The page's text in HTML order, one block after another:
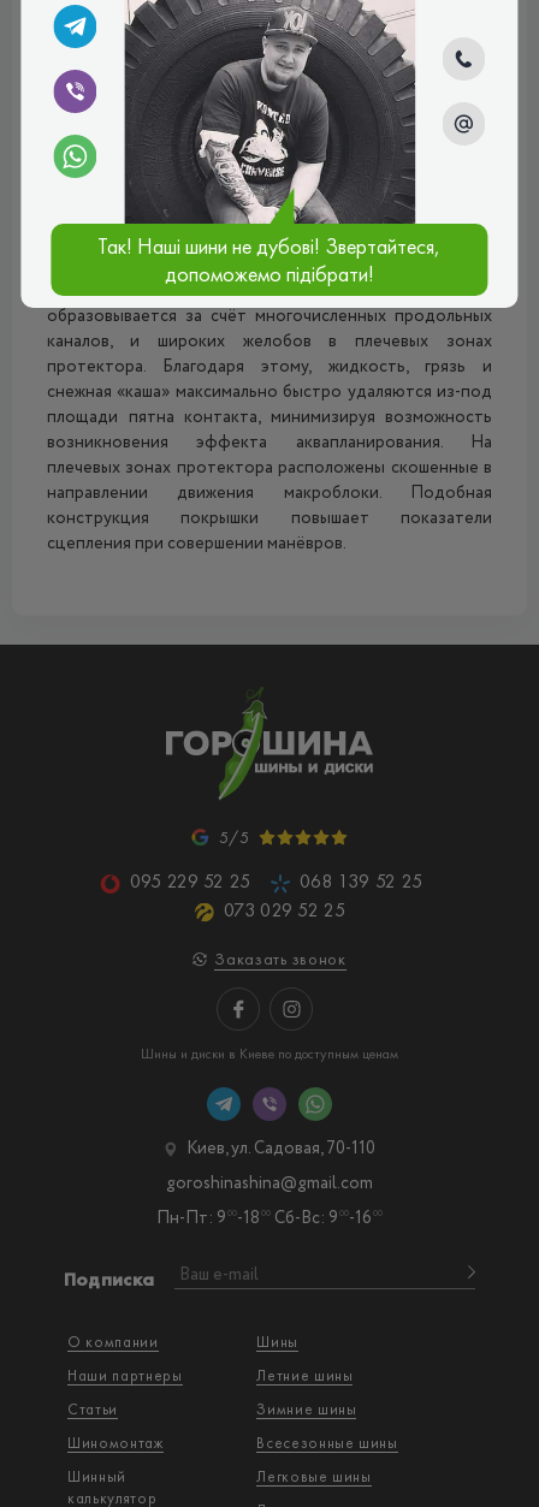
Протектор имеет симметричный направленный
рисунок, что обеспечивает равномерное
распределение веса техники и перевозимого груза по
всей площади пятна контакта. Подобное
распределение позволило увеличить индекс
максимальной нагрузки и предотвратить
неравномерный износ шины. Центральные блоки
протектора расположены «ёлочкой», что обеспечивает
высокие тягово-сцепные свойства и надёжную
курсовую устойчивость при езде.
Аквадренажная система покрышкиАлтайшина И-332
образовывается за счёт многочисленных продольных
каналов, и широких желобов в плечевых зонах
протектора. Благодаря этому, жидкость, грязь и
снежная «каша» максимально быстро удаляются из-под
площади пятна контакта, минимизируя возможность
возникновения эффекта аквапланирования. На
плечевых зонах протектора расположены скошенные в
направлении движения макроблоки. Подобная
конструкция покрышки повышает показатели
сцепления при совершении манёвров.
5/5
095 229 52 25
068 139 52 25
073 029 52 25
Заказать звонок
Шины и диски в Киеве по доступным ценам
О компании
Наши партнеры
Статьи
Шиномонтаж
Шинный
калькулятор
Шины
Летние шины
Зимние шины
Всесезонные шины
Легковые шины
Подписка
Киев, ул. Садовая, 70-110
Пн-Пт: 9 00-18 00 Сб-Вс: 9 00-16 00
goroshinashina@gmail.com
Так! Наші шини не дубові! Звертайтеся,
допоможемо підібрати!